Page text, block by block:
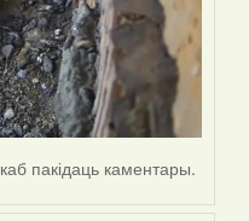
каб пакідаць каментары.